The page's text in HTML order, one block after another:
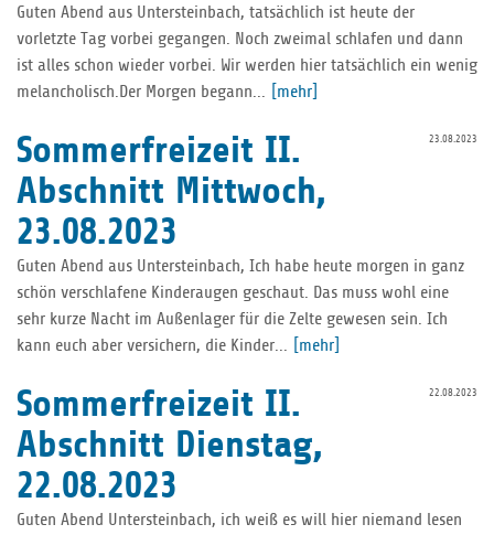
Guten Abend aus Untersteinbach, tatsächlich ist heute der
vorletzte Tag vorbei gegangen. Noch zweimal schlafen und dann
ist alles schon wieder vorbei. Wir werden hier tatsächlich ein wenig
melancholisch.Der Morgen begann...
[mehr]
23.08.2023
Sommerfreizeit II.
Abschnitt Mittwoch,
23.08.2023
Guten Abend aus Untersteinbach, Ich habe heute morgen in ganz
schön verschlafene Kinderaugen geschaut. Das muss wohl eine
sehr kurze Nacht im Außenlager für die Zelte gewesen sein. Ich
kann euch aber versichern, die Kinder...
[mehr]
22.08.2023
Sommerfreizeit II.
Abschnitt Dienstag,
22.08.2023
Guten Abend Untersteinbach, ich weiß es will hier niemand lesen